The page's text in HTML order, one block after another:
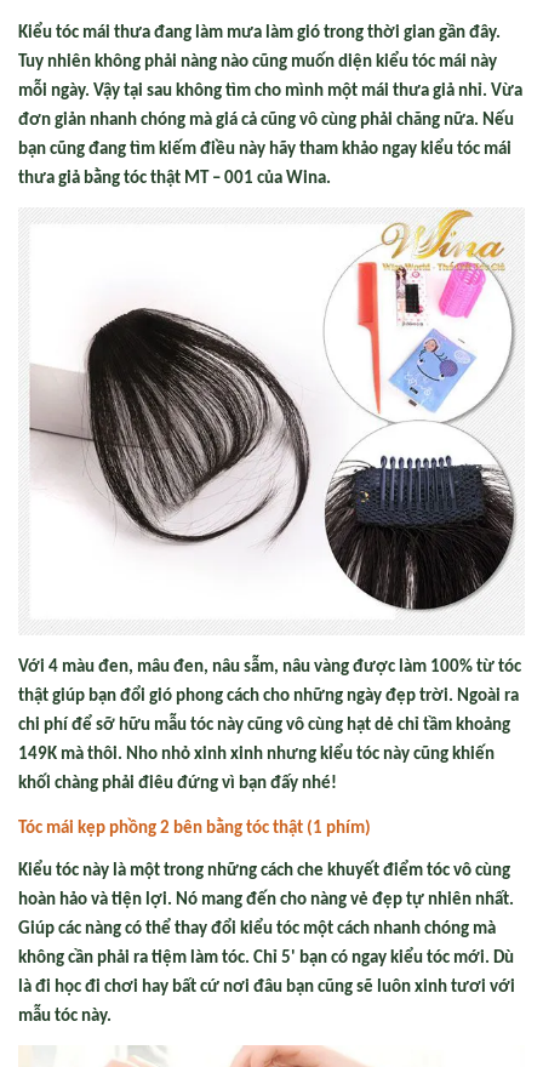
Kiểu tóc mái thưa đang làm mưa làm gió trong thời gian gần đây.
Tuy nhiên không phải nàng nào cũng muốn diện kiểu tóc mái này
mỗi ngày. Vậy tại sau không tìm cho mình một mái thưa giả nhỉ. Vừa
đơn giản nhanh chóng mà giá cả cũng vô cùng phải chăng nữa. Nếu
bạn cũng đang tìm kiếm điều này hãy tham khảo ngay kiểu tóc mái
thưa giả bằng tóc thật MT – 001 của Wina.
Với 4 màu đen, mâu đen, nâu sẫm, nâu vàng được làm 100% từ tóc
thật giúp bạn đổi gió phong cách cho những ngày đẹp trời. Ngoài ra
chi phí để sỡ hữu mẫu tóc này cũng vô cùng hạt dẻ chỉ tầm khoảng
149K mà thôi. Nho nhỏ xinh xinh nhưng kiểu tóc này cũng khiến
khối chàng phải điêu đứng vì bạn đấy nhé!
Tóc mái kẹp phồng 2 bên bằng tóc thật (1 phím)
Kiểu tóc này là một trong những cách che khuyết điểm tóc vô cùng
hoàn hảo và tiện lợi. Nó mang đến cho nàng vẻ đẹp tự nhiên nhất.
Giúp các nàng có thể thay đổi kiểu tóc một cách nhanh chóng mà
không cần phải ra tiệm làm tóc. Chỉ 5' bạn có ngay kiểu tóc mới. Dù
là đi học đi chơi hay bất cứ nơi đâu bạn cũng sẽ luôn xinh tươi với
mẫu tóc này.